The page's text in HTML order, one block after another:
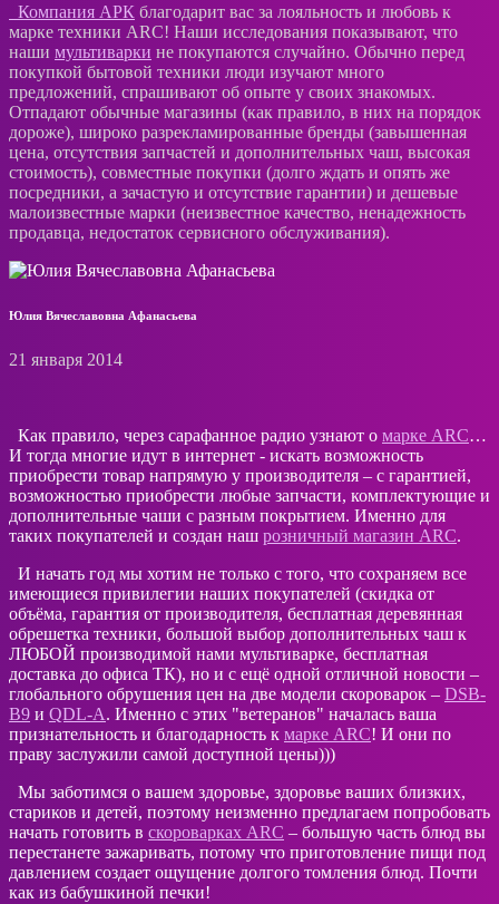
Компания АРК благодарит вас за лояльность и любовь к
марке техники ARC! Наши исследования показывают, что
наши мультиварки не покупаются случайно. Обычно перед
покупкой бытовой техники люди изучают много
предложений, спрашивают об опыте у своих знакомых.
Отпадают обычные магазины (как правило, в них на порядок
дороже), широко разрекламированные бренды (завышенная
цена, отсутствия запчастей и дополнительных чаш, высокая
стоимость), совместные покупки (долго ждать и опять же
посредники, а зачастую и отсутствие гарантии) и дешевые
малоизвестные марки (неизвестное качество, ненадежность
продавца, недостаток сервисного обслуживания).
Юлия Вячеславовна Афанасьева
21 января 2014
Как правило, через сарафанное радио узнают о марке ARC…
И тогда многие идут в интернет - искать возможность
приобрести товар напрямую у производителя – с гарантией,
возможностью приобрести любые запчасти, комплектующие и
дополнительные чаши с разным покрытием. Именно для
таких покупателей и создан наш розничный магазин ARC.
И начать год мы хотим не только с того, что сохраняем все
имеющиеся привилегии наших покупателей (скидка от
объёма, гарантия от производителя, бесплатная деревянная
обрешетка техники, большой выбор дополнительных чаш к
ЛЮБОЙ производимой нами мультиварке, бесплатная
доставка до офиса ТК), но и с ещё одной отличной новости –
глобального обрушения цен на две модели скороварок – DSB-
B9 и QDL-A. Именно с этих "ветеранов" началась ваша
признательность и благодарность к марке ARC! И они по
праву заслужили самой доступной цены)))
Мы заботимся о вашем здоровье, здоровье ваших близких,
стариков и детей, поэтому неизменно предлагаем попробовать
начать готовить в скороварках ARC – большую часть блюд вы
перестанете зажаривать, потому что приготовление пищи под
давлением создает ощущение долгого томления блюд. Почти
как из бабушкиной печки!